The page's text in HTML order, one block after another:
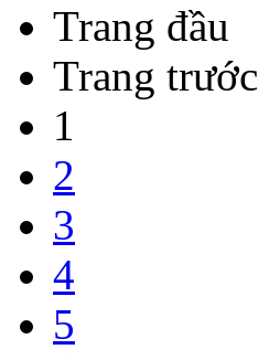
Trang đầu
Trang trước
1
2
3
4
5